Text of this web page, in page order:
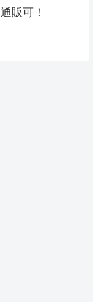
販可！